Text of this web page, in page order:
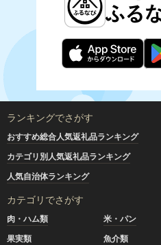
ランキングでさがす
おすすめ総合人気返礼品ランキング
カテゴリ別人気返礼品ランキング
人気自治体ランキング
カテゴリでさがす
肉・ハム類 米・パン
果実類
魚介類